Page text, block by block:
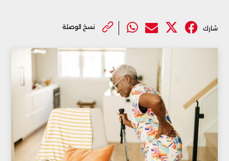
شارك نسخ الوصلة